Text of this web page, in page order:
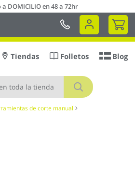
a DOMICILIO en 48 a 72hr
Mi
Buscar
Tiendas Folletos Blog
de corte manual